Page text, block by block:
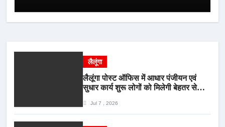
लैलूंगा
लैलूंगा पोस्ट ऑफिस में आधार पंजीयन एवं
सुधार कार्य शुरू लोगों को मिलेगी बेहतर सेवा,
Jul 7 , 2026